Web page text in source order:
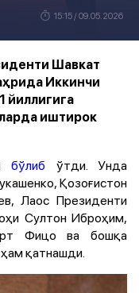
15:15 / 09.05.2026
Шавкат
Иккинчи
йиллигига
иштирок
бўлиб ўтди. Унда
Қозоғистон
Лаос Президенти
Султон Иброҳим,
Фицо ва бошқа
қатнашди.